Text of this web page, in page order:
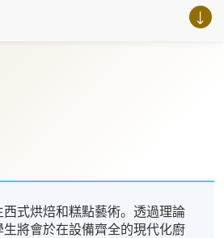
式烘焙和糕點藝術。透過理論
將會於在設備齊全的現代化廚